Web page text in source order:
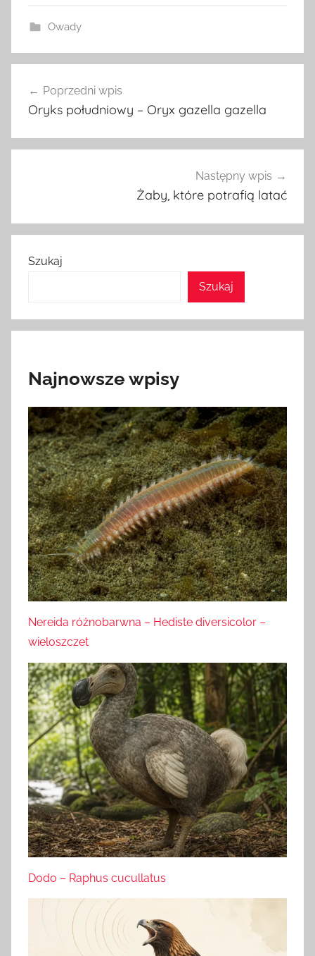
Owady
wpisu
Poprzedni wpis
Oryks południowy – Oryx gazella gazella
Następny wpis
Żaby, które potrafią latać
Szukaj
Szukaj
Najnowsze wpisy
Nereida różnobarwna – Hediste diversicolor –
wieloszczet
Dodo – Raphus cucullatus